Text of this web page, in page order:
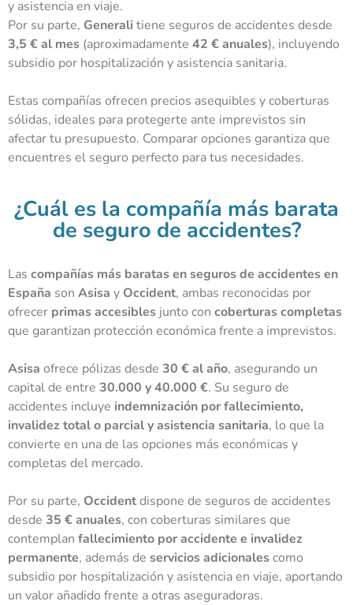
y asistencia en viaje.
Por su parte, Generali tiene seguros de accidentes desde
3,5 € al mes (aproximadamente 42 € anuales), incluyendo
subsidio por hospitalización y asistencia sanitaria.
Estas compañías ofrecen precios asequibles y coberturas
sólidas, ideales para protegerte ante imprevistos sin
afectar tu presupuesto. Comparar opciones garantiza que
encuentres el seguro perfecto para tus necesidades.
¿Cuál es la compañía más barata
de seguro de accidentes?
Las compañías más baratas en seguros de accidentes en
España son Asisa y Occident, ambas reconocidas por
ofrecer primas accesibles junto con coberturas completas
que garantizan protección económica frente a imprevistos.
Asisa ofrece pólizas desde 30 € al año, asegurando un
capital de entre 30.000 y 40.000 €. Su seguro de
accidentes incluye indemnización por fallecimiento,
invalidez total o parcial y asistencia sanitaria, lo que la
convierte en una de las opciones más económicas y
completas del mercado.
Por su parte, Occidentdispone de seguros de accidentes
desde 35 € anuales, con coberturas similares que
contemplan fallecimiento por accidente e invalidez
permanente, además de servicios adicionalescomo
subsidio por hospitalización y asistencia en viaje, aportando
un valor añadido frente a otras aseguradoras.